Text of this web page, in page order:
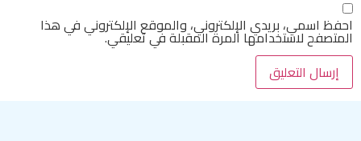
احفظ اسمي، بريدي الإلكتروني، والموقع الإلكتروني في هذا
المتصفح لاستخدامها المرة المقبلة في تعليقي.